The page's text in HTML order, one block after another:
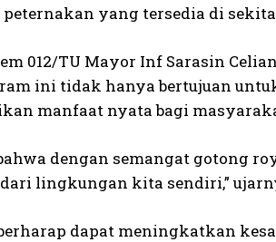
yang tersedia di
012/TU Mayor Inf Sarasin
ini tidak hanya bertujuan
manfaat nyata bagi
dengan semangat gotong
lingkungan kita sendiri,”
dapat meningkatkan